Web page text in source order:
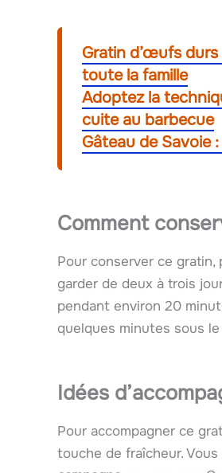
Gratin d’œufs
toute la famille
Adoptez la
cuite au barbecue
Gâteau de Savoie
Comment
Pour conserver ce
garder de deux à trois
pendant environ 20
quelques minutes sous le
Idées
Pour accompagner ce
touche de fraîcheur.